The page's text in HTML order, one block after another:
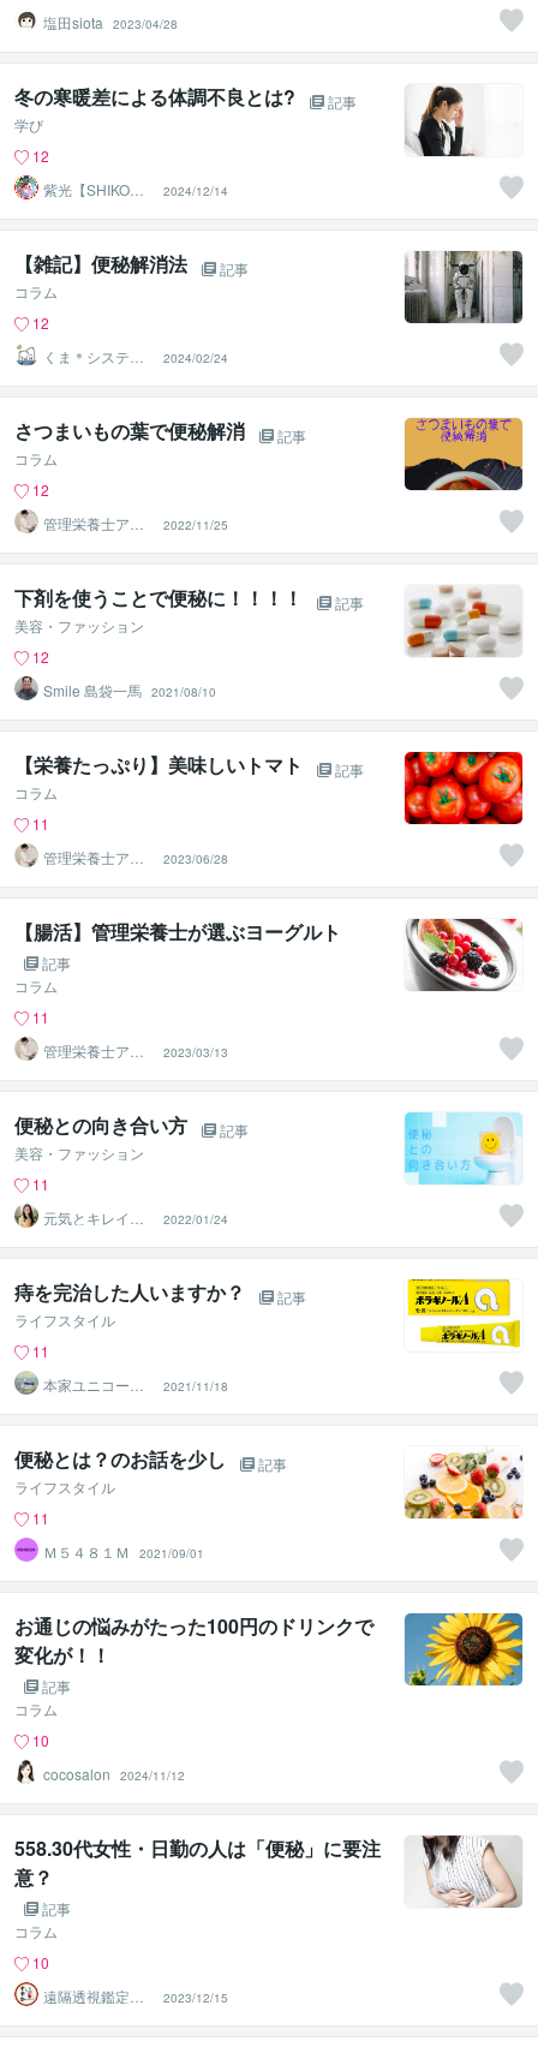
塩田siota
2023/04/28
冬の寒暖差による体調不良とは?
記事
学び
12
紫光【SHIKO】
遠隔透視鑑定士
2024/12/14
【雑記】便秘解消法
記事
コラム
12
くま＊システム
屋兼小説書き
2024/02/24
さつまいもの葉で便秘解消
記事
コラム
12
管理栄養士アオ
イ 村中一帆ママ
が楽する食
2022/11/25
下剤を使うことで便秘に！！！！
記事
美容・ファッション
12
Smile 島袋一馬 2021/08/10
【栄養たっぷり】美味しいトマト
記事
コラム
11
管理栄養士アオ
イ 村中一帆ママ
が楽する食
2023/06/28
【腸活】管理栄養士が選ぶヨーグルト
記事
コラム
11
管理栄養士アオ
イ 村中一帆ママ
が楽する食
2023/03/13
便秘との向き合い方
記事
美容・ファッション
11
元気とキレイを
叶えるお米生活S
ayaka
2022/01/24
痔を完治した人いますか？
記事
ライフスタイル
11
本家ユニコーン
の使者桜10周年
ありがとう
2021/11/18
便秘とは？のお話を少し
記事
ライフスタイル
11
Ｍ５４８１Ｍ
2021/09/01
お通じの悩みがたった100円のドリンクで
変化が！！
記事
コラム
10
cocosalon
2024/11/12
558.30代女性・日勤の人は「便秘」に要注
意？
記事
コラム
10
遠隔透視鑑定
師・すずか✡
2023/12/15